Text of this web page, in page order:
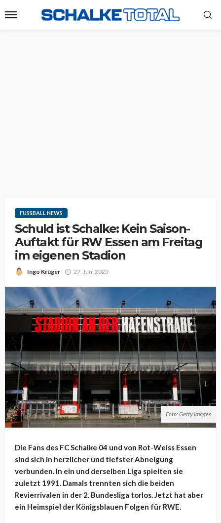
FUSSBALL NEWS
Schuld ist Schalke: Kein Saison-
Auftakt für RW Essen am Freitag
im eigenen Stadion
Ingo Krüger 27. Juni 2025
Foto: Getty Images
Die Fans des FC Schalke 04 und von Rot-Weiss Essen
sind sich in herzlicher und tiefster Abneigung
verbunden. In ein und derselben Liga spielten sie
zuletzt 1991. Damals trennten sich die beiden
Revierrivalen in der 2. Bundesliga torlos. Jetzt hat aber
ein Heimspiel der Königsblauen Folgen für RWE.